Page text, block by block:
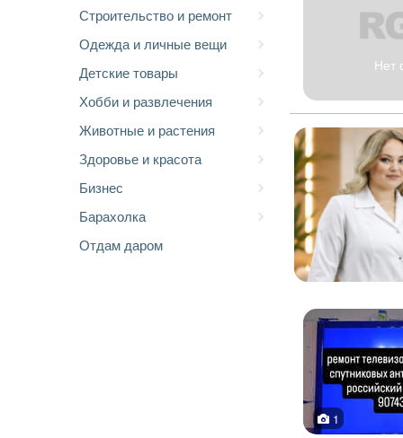
Строительство и ремонт
Одежда и личные вещи
Детские товары
Хобби и развлечения
Животные и растения
Здоровье и красота
Бизнес
Барахолка
Отдам даром
Нет
1